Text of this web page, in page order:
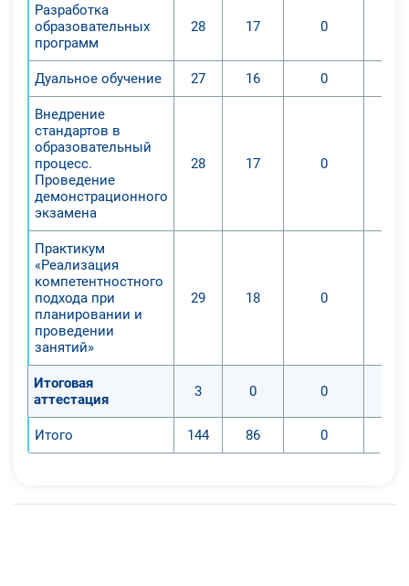
Разработка
образовательных
программ
28 17 0
Дуальное обучение 27 16 0
Внедрение
стандартов в
образовательный
процесс.
Проведение
демонстрационного
экзамена
28 17 0
Практикум
«Реализация
компетентностного
подхода при
планировании и
проведении
занятий»
29 18 0
Итоговая
аттестация
3 0 0
Итого 144 86 0